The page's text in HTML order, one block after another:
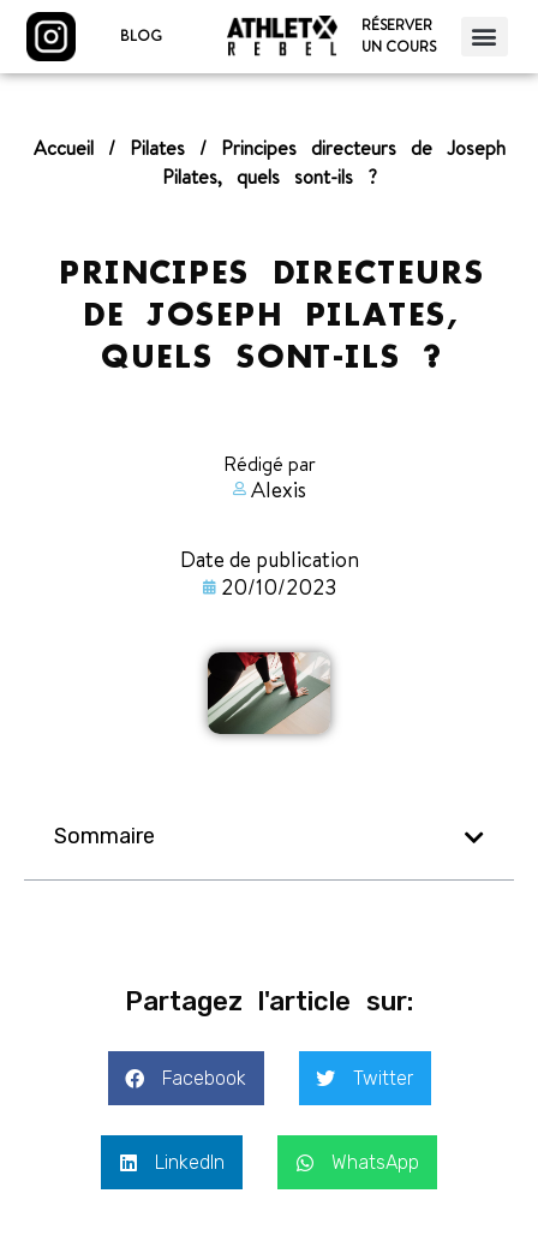
BLOG
RÉSERVER
UN COURS
Accueil/ Pilates/ Principes directeurs de Joseph
Pilates, quels sont-ils ?
PRINCIPES DIRECTEURS
DE JOSEPH PILATES,
QUELS SONT-ILS ?
Rédigé par
Alexis
Date de publication
20/10/2023
Sommaire
Partagez l'article sur:
Facebook Twitter
LinkedIn WhatsApp